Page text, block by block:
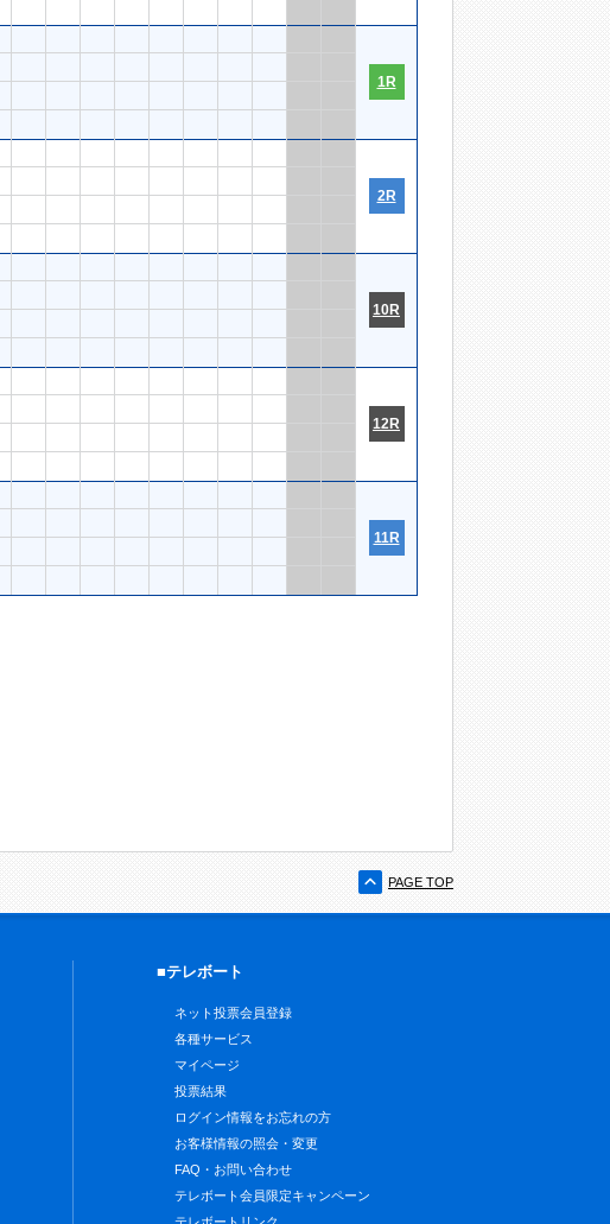
1R
2R
10R
12R
11R
PAGE TOP
■テレボート
ネット投票会員登録
各種サービス
マイページ
投票結果
ログイン情報をお忘れの方
お客様情報の照会・変更
FAQ・お問い合わせ
テレボート会員限定キャンペーン